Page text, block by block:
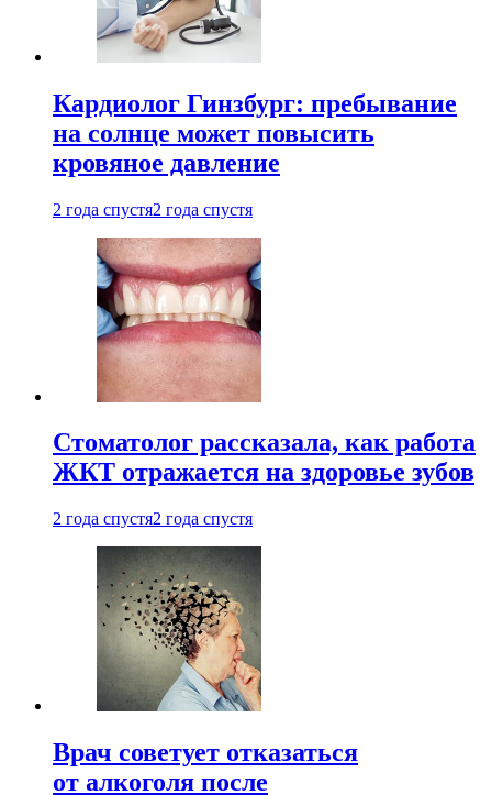
Кардиолог Гинзбург: пребывание
на солнце может повысить
кровяное давление
2 года спустя2 года спустя
Стоматолог рассказала, как работа
ЖКТ отражается на здоровье зубов
2 года спустя2 года спустя
Врач советует отказаться
от алкоголя после